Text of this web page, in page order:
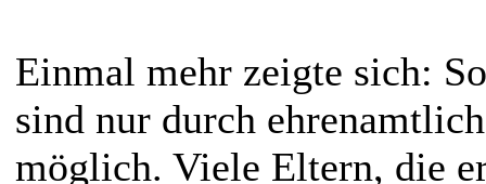
Einmal mehr zeigte sich:
sind nur durch
möglich. Viele Eltern, die